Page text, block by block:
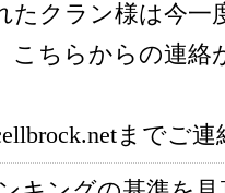
たクラン様は今一
こちらからの連
までご